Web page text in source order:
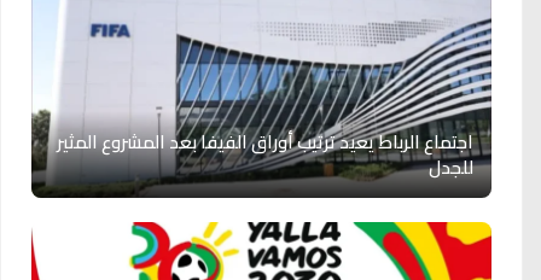
اجتماع الرباط يعيد ترتيب أوراق الفيفا بعد المشروع المثير
للجدل